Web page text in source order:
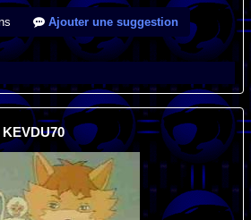
Ajouter une suggestion
KEVDU70